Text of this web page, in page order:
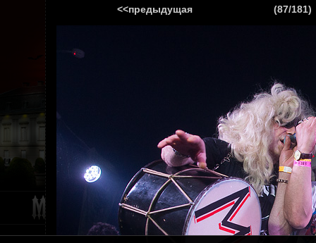
ГЛАВНАЯ
<<предыдущая (87/181)